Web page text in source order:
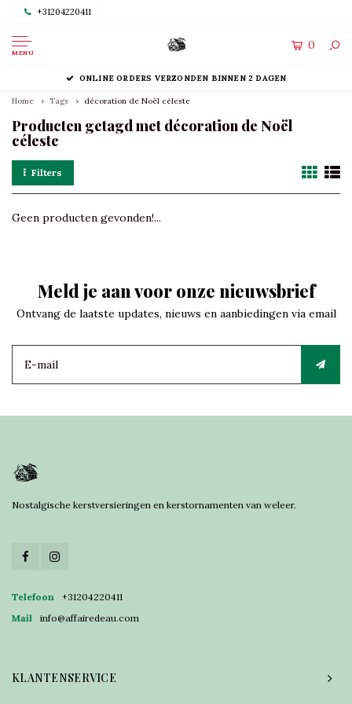
+31204220411
MENU
0
ONLINE ORDERS VERZONDEN BINNEN 2 DAGEN
Home Tags décoration de Noël céleste
Producten getagd met décoration de Noël
céleste
Filters
Geen producten gevonden!...
Meld je aan voor onze nieuwsbrief
Ontvang de laatste updates, nieuws en aanbiedingen via email
Nostalgische kerstversieringen en kerstornamenten van weleer.
Telefoon
+31204220411
Mail
info@affairedeau.com
KLANTENSERVICE